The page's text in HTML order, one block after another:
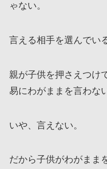
ゃない。
言える相手を選んでい
親が子供を押さえつけ
易にわがままを言わな
いや、言えない。
だから子供がわがまま